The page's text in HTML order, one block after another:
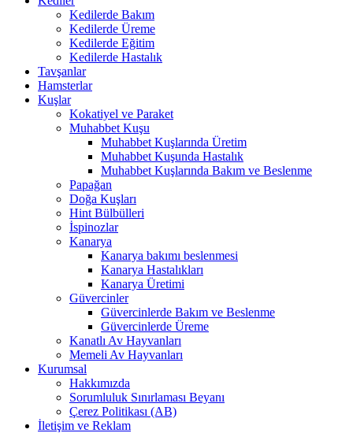
Kedilerde Bakım
Kedilerde Üreme
Kedilerde Eğitim
Kedilerde Hastalık
Tavşanlar
Hamsterlar
Kuşlar
Kokatiyel ve Paraket
Muhabbet Kuşu
Muhabbet Kuşlarında Üretim
Muhabbet Kuşunda Hastalık
Muhabbet Kuşlarında Bakım ve Beslenme
Papağan
Doğa Kuşları
Hint Bülbülleri
İspinozlar
Kanarya
Kanarya bakımı beslenmesi
Kanarya Hastalıkları
Kanarya Üretimi
Güvercinler
Güvercinlerde Bakım ve Beslenme
Güvercinlerde Üreme
Kanatlı Av Hayvanları
Memeli Av Hayvanları
Kurumsal
Hakkımızda
Sorumluluk Sınırlaması Beyanı
Çerez Politikası (AB)
İletişim ve Reklam